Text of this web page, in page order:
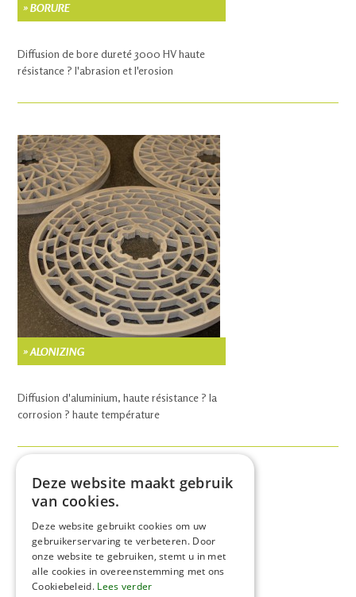
» BORURE
Diffusion de bore dureté 3000 HV haute
résistance ? l'abrasion et l'erosion
» ALONIZING
Diffusion d'aluminium, haute résistance ? la
corrosion ? haute température
Pas encore de photo
» LA TREMPE D'ACIERS INOXYDABLES
Deze website maakt gebruik
van cookies.
Deze website gebruikt cookies om uw
gebruikerservaring te verbeteren. Door
onze website te gebruiken, stemt u in met
alle cookies in overeenstemming met ons
Cookiebeleid. Lees verder